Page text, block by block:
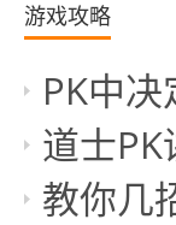
游戏攻略
PK中
道士PK
教你几